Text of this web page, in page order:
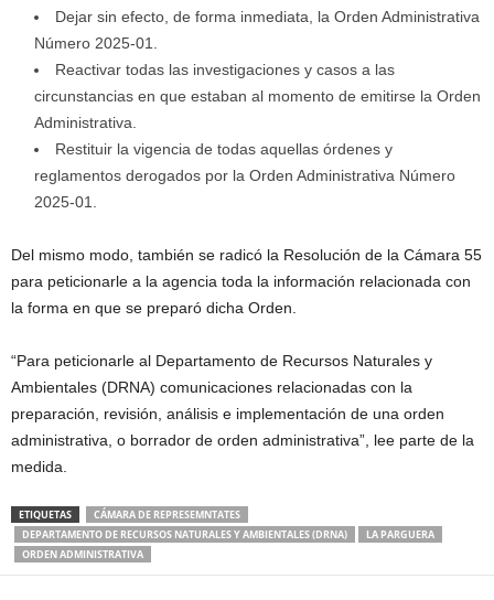
Dejar sin efecto, de forma inmediata, la Orden Administrativa
Número 2025-01.
Reactivar todas las investigaciones y casos a las
circunstancias en que estaban al momento de emitirse la Orden
Administrativa.
Restituir la vigencia de todas aquellas órdenes y
reglamentos derogados por la Orden Administrativa Número
2025-01.
Del mismo modo, también se radicó la Resolución de la Cámara 55
para peticionarle a la agencia toda la información relacionada con
la forma en que se preparó dicha Orden.
“Para peticionarle al Departamento de Recursos Naturales y
Ambientales (DRNA) comunicaciones relacionadas con la
preparación, revisión, análisis e implementación de una orden
administrativa, o borrador de orden administrativa”, lee parte de la
medida.
ETIQUETAS
CÁMARA DE REPRESEMNTATES
DEPARTAMENTO DE RECURSOS NATURALES Y AMBIENTALES (DRNA)
LA PARGUERA
ORDEN ADMINISTRATIVA